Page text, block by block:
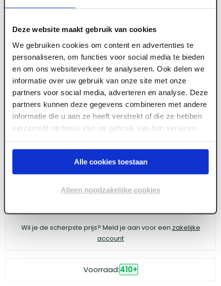
Deze website maakt gebruik van cookies
We gebruiken cookies om content en advertenties te
personaliseren, om functies voor social media te bieden
en om ons websiteverkeer te analyseren. Ook delen we
informatie over uw gebruik van onze site met onze
partners voor social media, adverteren en analyse. Deze
partners kunnen deze gegevens combineren met andere
informatie die u aan ze heeft verstrekt of die ze hebben
verzameld op basis van uw gebruik van hun services.
Alle cookies toestaan
Alleen noodzakelijke cookies
ART000805
Dwarsprofiel OWA 15 mm wit 60 cm (75
st/pk)
te krijgen tot de prijzen.
Wil je de scherpste prijs? Meld je aan voor een zakelijke
account
Voorraad:410+